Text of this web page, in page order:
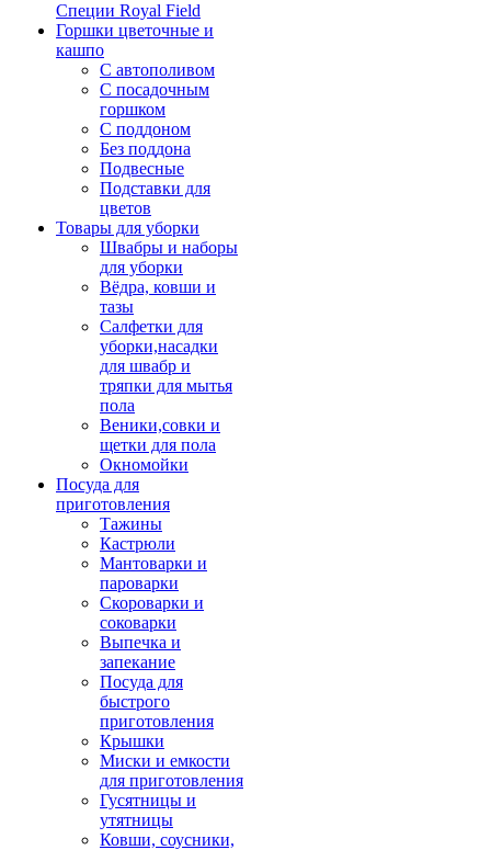
Специи Royal Field
Горшки цветочные и
кашпо
С автополивом
С посадочным
горшком
С поддоном
Без поддона
Подвесные
Подставки для
цветов
Товары для уборки
Швабры и наборы
для уборки
Вёдра, ковши и
тазы
Салфетки для
уборки,насадки
для швабр и
тряпки для мытья
пола
Веники,совки и
щетки для пола
Окномойки
Посуда для
приготовления
Тажины
Кастрюли
Мантоварки и
пароварки
Скороварки и
соковарки
Выпечка и
запекание
Посуда для
быстрого
приготовления
Крышки
Миски и емкости
для приготовления
Гусятницы и
утятницы
Ковши, соусники,